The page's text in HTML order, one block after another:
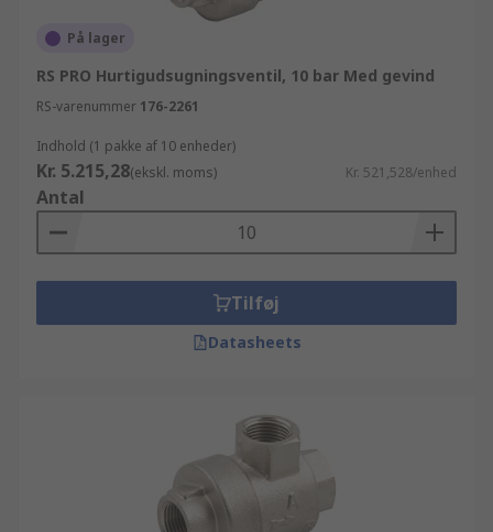
På lager
RS PRO Hurtigudsugningsventil, 10 bar Med gevind
RS-varenummer 176-2261
Indhold (1 pakke af 10 enheder)
Kr. 5.215,28(ekskl. moms) Kr. 521,528/enhed
Antal
Tilføj
Datasheets